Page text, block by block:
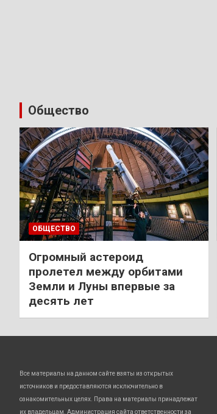
Общество
ОБЩЕСТВО
Огромный астероид
пролетел между орбитами
Земли и Луны впервые за
десять лет
Все материалы на данном сайте взяты из открытых
источников и предоставляются исключительно в
ознакомительных целях. Права на материалы принадлежат
их владельцам. Администрация сайта ответственности за